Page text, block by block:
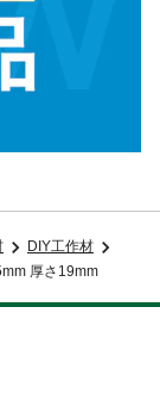
DIY工作材
厚さ19mm